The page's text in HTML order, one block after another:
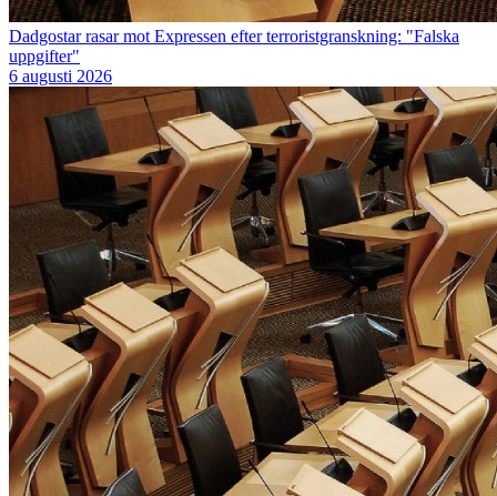
Dadgostar rasar mot Expressen efter terroristgranskning: "Falska
uppgifter"
6 augusti 2026